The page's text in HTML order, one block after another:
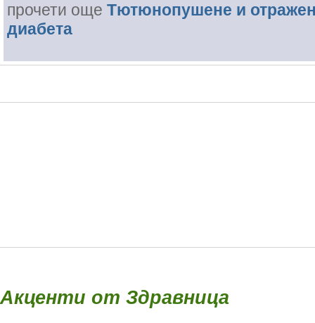
прочети още Тютюнопушене и
диабета
Акценти от Здравница